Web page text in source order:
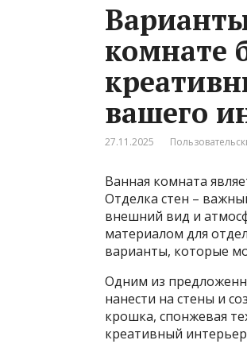
комнате
вашего
27.11.2025
Ванная комната
Отделка стен –
внешний вид и
материалом для
варианты, которые
Одним из
нанести на стены и
крошка, спонжевая
креативный